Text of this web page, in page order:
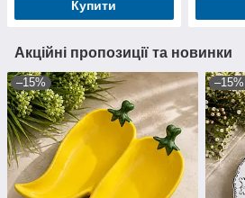
Купити
Акційні пропозиції та новинки
–15% –15%